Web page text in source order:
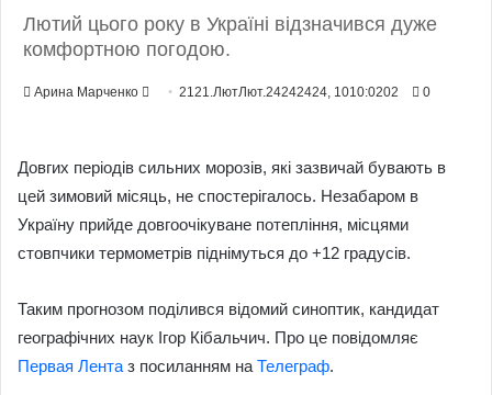
Лютий цього року в Україні відзначився дуже
комфортною погодою.
Арина Марченко
Send2121.ЛютЛют.24242424, 1010:0202 0
Довгих періодів сильних морозів, які зазвичай бувають в
цей зимовий місяць, не спостерігалось. Незабаром в
Україну прийде довгоочікуване потепління, місцями
стовпчики термометрів піднімуться до +12 градусів.
Таким прогнозом поділився відомий синоптик, кандидат
географічних наук Ігор Кібальчич. Про це повідомляє
Первая Лента з посиланням на Телеграф.